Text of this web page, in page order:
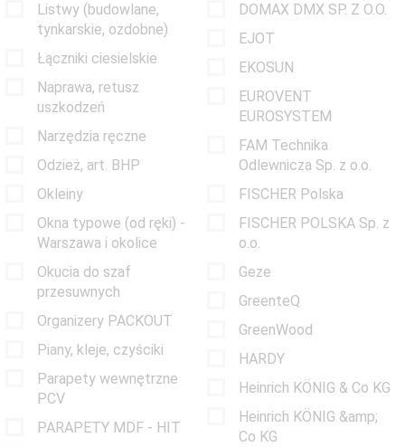
Listwy (budowlane,
tynkarskie, ozdobne)
Łączniki ciesielskie
Naprawa, retusz
uszkodzeń
Narzędzia ręczne
Odzież, art. BHP
Okleiny
Okna typowe (od ręki) -
Warszawa i okolice
Okucia do szaf
przesuwnych
Organizery PACKOUT
Piany, kleje, czyściki
Parapety wewnętrzne
PCV
PARAPETY MDF - HIT
DOMAX DMX SP. Z O.O.
EJOT
EKOSUN
EUROVENT
EUROSYSTEM
FAM Technika
Odlewnicza Sp. z o.o.
FISCHER Polska
FISCHER POLSKA Sp. z
o.o.
Geze
GreenteQ
GreenWood
HARDY
Heinrich KÖNIG & Co KG
Heinrich KÖNIG &amp;
Co KG